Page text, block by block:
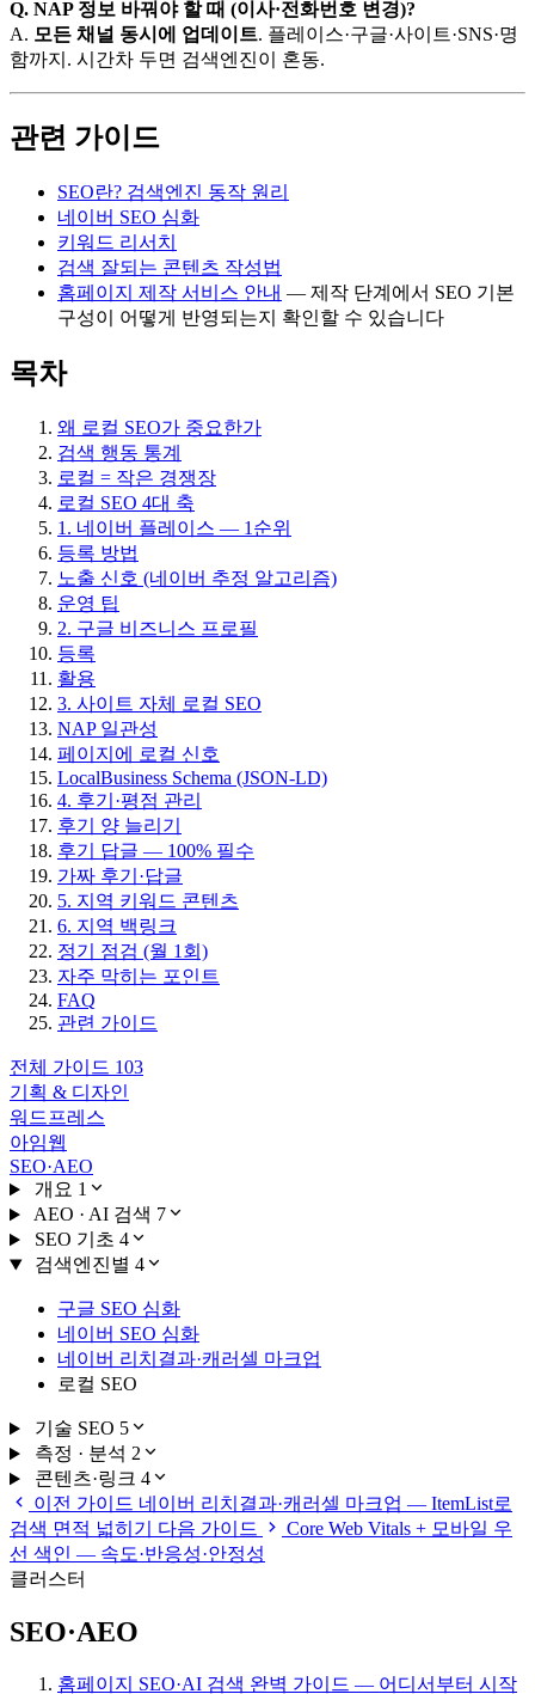
Q. NAP 정보 바꿔야 할 때 (이사·전화번호 변경)?
A. 모든 채널 동시에 업데이트. 플레이스·구글·사이트·SNS·명
함까지. 시간차 두면 검색엔진이 혼동.
관련 가이드
SEO란? 검색엔진 동작 원리
네이버 SEO 심화
키워드 리서치
검색 잘되는 콘텐츠 작성법
홈페이지 제작 서비스 안내 — 제작 단계에서 SEO 기본
구성이 어떻게 반영되는지 확인할 수 있습니다
목차
왜 로컬 SEO가 중요한가
검색 행동 통계
로컬 = 작은 경쟁장
로컬 SEO 4대 축
1. 네이버 플레이스 — 1순위
등록 방법
노출 신호 (네이버 추정 알고리즘)
운영 팁
2. 구글 비즈니스 프로필
등록
활용
3. 사이트 자체 로컬 SEO
NAP 일관성
페이지에 로컬 신호
LocalBusiness Schema (JSON-LD)
4. 후기·평점 관리
후기 양 늘리기
후기 답글 — 100% 필수
가짜 후기·답글
5. 지역 키워드 콘텐츠
6. 지역 백링크
정기 점검 (월 1회)
자주 막히는 포인트
FAQ
관련 가이드
전체 가이드 103
기획 & 디자인
워드프레스
아임웹
SEO·AEO
개요 1
AEO · AI 검색 7
SEO 기초 4
검색엔진별 4
구글 SEO 심화
네이버 SEO 심화
네이버 리치결과·캐러셀 마크업
로컬 SEO
기술 SEO 5
측정 · 분석 2
콘텐츠·링크 4
이전 가이드 네이버 리치결과·캐러셀 마크업 — ItemList로
검색 면적 넓히기
다음 가이드
Core Web Vitals + 모바일 우
선 색인 — 속도·반응성·안정성
클러스터
SEO·AEO
홈페이지 SEO·AI 검색 완벽 가이드 — 어디서부터 시작